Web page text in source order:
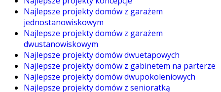
Najlepsze projekty domów z garażem
jednostanowiskowym
Najlepsze projekty domów z garażem
dwustanowiskowym
Najlepsze projekty domów dwuetapowych
Najlepsze projekty domów z gabinetem na parterze
Najlepsze projekty domów dwupokoleniowych
Najlepsze projekty domów z senioratką